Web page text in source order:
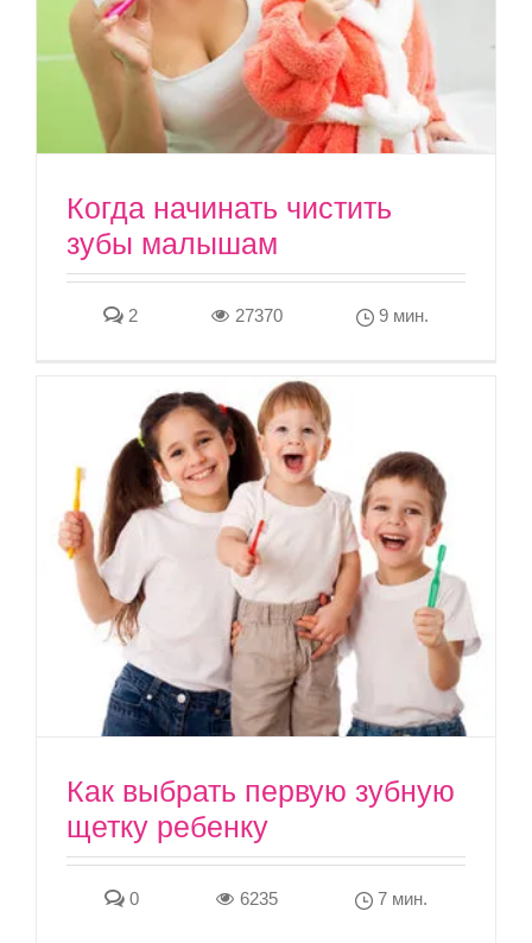
Когда начинать чистить
зубы малышам
2 27370 9 мин.
Как выбрать первую зубную
щетку ребенку
0 6235 7 мин.